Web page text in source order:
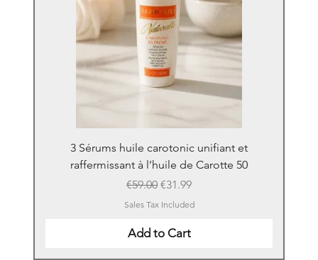
3 Sérums huile carotonic unifiant et
raffermissant à l’huile de Carotte 50
Regular Price
€59.00 Sale Price
€31.99
Sales Tax Included
Add to Cart